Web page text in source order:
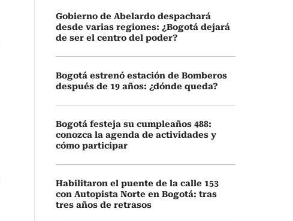
Gobierno de Abelardo despachará
desde varias regiones: ¿Bogotá dejará
de ser el centro del poder?
Bogotá estrenó estación de Bomberos
después de 19 años: ¿dónde queda?
Bogotá festeja su cumpleaños 488:
conozca la agenda de actividades y
cómo participar
Habilitaron el puente de la calle 153
con Autopista Norte en Bogotá: tras
tres años de retrasos